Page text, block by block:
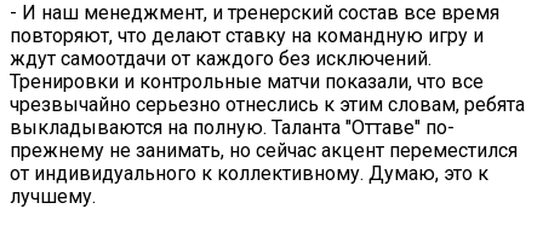
- И наш менеджмент, и тренерский состав все время
повторяют, что делают ставку на командную игру и
ждут самоотдачи от каждого без исключений.
Тренировки и контрольные матчи показали, что все
чрезвычайно серьезно отнеслись к этим словам, ребята
выкладываются на полную. Таланта "Оттаве" по-
прежнему не занимать, но сейчас акцент переместился
от индивидуального к коллективному. Думаю, это к
лучшему.